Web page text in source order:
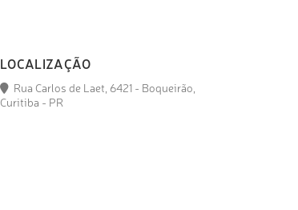
LOCALIZAÇÃO
Rua Carlos de Laet, 6421 - Boqueirão,
Curitiba - PR